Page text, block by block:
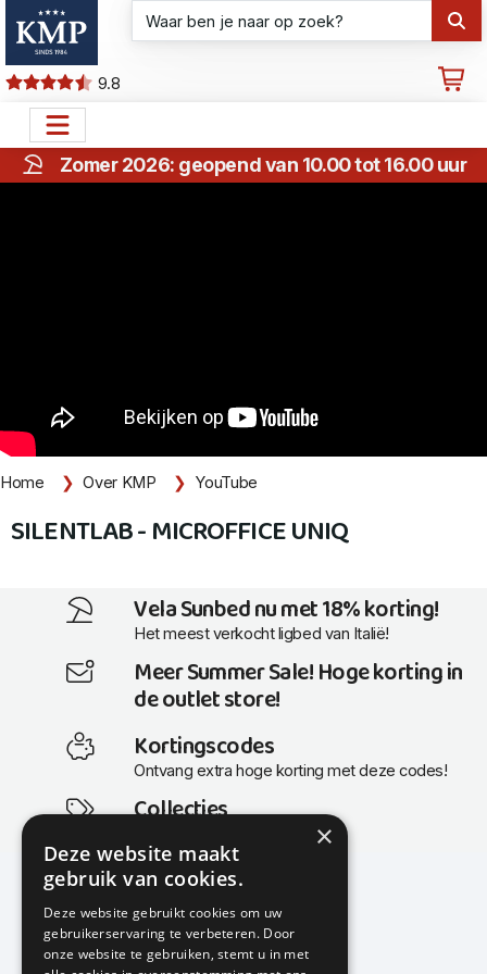
9.8
Zomer 2026: geopend van 10.00 tot 16.00 uur
Home Over KMP YouTube
SILENTLAB - MICROFFICE UNIQ
Vela Sunbed nu met 18% korting!
Het meest verkocht ligbed van Italië!
Meer Summer Sale! Hoge korting in
de outlet store!
Kortingscodes
Ontvang extra hoge korting met deze codes!
Collecties
Actuele en populaire collecties
KMP Kantoormeubilair
Airport Business Park
×
Deze website maakt
gebruik van cookies.
Deze website gebruikt cookies om uw
gebruikerservaring te verbeteren. Door
onze website te gebruiken, stemt u in met